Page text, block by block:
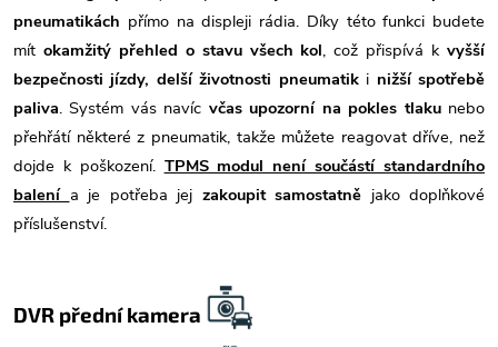
pneumatikách přímo na displeji rádia. Díky této funkci budete
mít okamžitý přehled o stavu všech kol, což přispívá k vyšší
bezpečnosti jízdy, delší životnosti pneumatik i nižší spotřebě
paliva. Systém vás navíc včas upozorní na pokles tlaku nebo
přehřátí některé z pneumatik, takže můžete reagovat dříve, než
dojde k poškození. TPMS modul není součástí standardního
balení a je potřeba jej zakoupit samostatně jako doplňkové
příslušenství.
DVR přední kamera